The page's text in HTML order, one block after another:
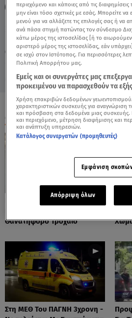
Παρασκευή 7 Αυγούστου 2026
15.02.22, 17:13 ΕΛΛΑΔΑ
ΥΠΟΥΡΓΕΙΟ ΚΛΙΜΑΤΙΚΗΣ ΚΡΙΣΗΣ ΚΑΙ
ΟΛΑ ΤΑ ΒΙΝΤΕΟ
Πόρτο Ράφτη: Bίντεο
Θανατηφόρο Τροχαίο
Στη ΜΕΘ Του ΠΑΓΝΗ 3χρονη -
περιεχόμενο και κάποιες από τις διαφημίσεις
μην είναι τόσο σχετικές με εσάς. Μπορείτε
μενού για να αλλάξετε τις επιλογές σας ή να
ανά πάσα στιγμή πατώντας τον σύνδεσμο
κάτω μέρος της ιστοσελίδας [ή το
αριστερό μέρος της ιστοσελίδας, εάν
σε ισχύ στον Ιστότοπος. Για περισσότερες
Πολιτική Απορρήτου μας.
Εμείς και οι συνεργάτες μας
προκειμένου να παρασχεθούν τα
Χρήση επακριβών δεδομένων
χαρακτηριστικών συσκευής για
και πρόσβαση στα δεδομένα μιας συσκευής.
και περιεχόμενο, μέτρηση διαφήμισης και
και ανάπτυξη υπηρεσιών.
Κατάλογος συνεργατών (προμηθευτές)
Εμφάνιση
Απόρριψη όλων